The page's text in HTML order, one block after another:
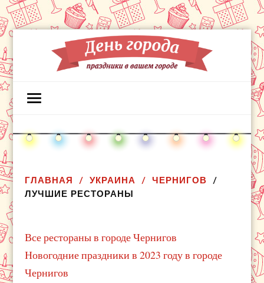
ГЛАВНАЯ УКРАИНА
ЧЕРНИГОВ
ЛУЧШИЕ РЕСТОРАНЫ
Все рестораны в городе Чернигов
Новогодние праздники в 2023 году в городе
Чернигов